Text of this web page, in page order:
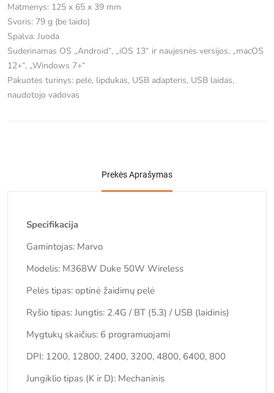
Matmenys: 125 x 65 x 39 mm
Svoris: 79 g (be laido)
Spalva: Juoda
Suderinamas OS „Android“, „iOS 13“ ir naujesnės versijos, „macOS
12+“, „Windows 7+“
Pakuotės turinys: pelė, lipdukas, USB adapteris, USB laidas,
naudotojo vadovas
Prekės Aprašymas
Specifikacija
Gamintojas: Marvo
Modelis: M368W Duke 50W Wireless
Pelės tipas: optinė žaidimų pelė
Ryšio tipas: Jungtis: 2.4G / BT (5.3) / USB (laidinis)
Mygtukų skaičius: 6 programuojami
DPI: 1200, 12800, 2400, 3200, 4800, 6400, 800
Jungiklio tipas (K ir D): Mechaninis